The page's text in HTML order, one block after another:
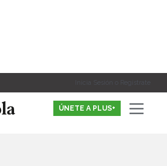
Inicia Sesión o Registrate
ÚNETE A PLUS+